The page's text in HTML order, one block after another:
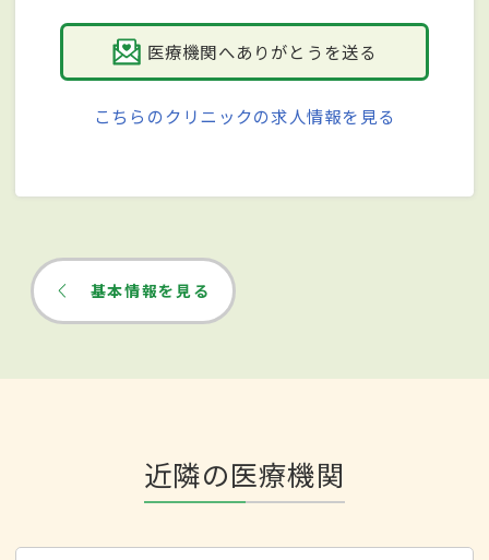
医療機関へありがとうを送る
こちらのクリニックの求人情報を見る
基本情報を見る
近隣の医療機関